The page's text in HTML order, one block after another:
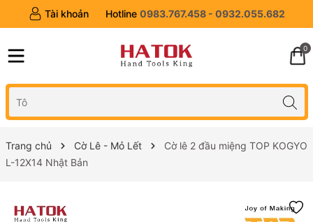
Tài khoản Hotline 0983.767.458 - 0932.055.682
0
Trang chủ Cờ Lê - Mỏ Lết
Cờ lê 2 đầu miệng TOP KOGYO
L-12X14 Nhật Bản